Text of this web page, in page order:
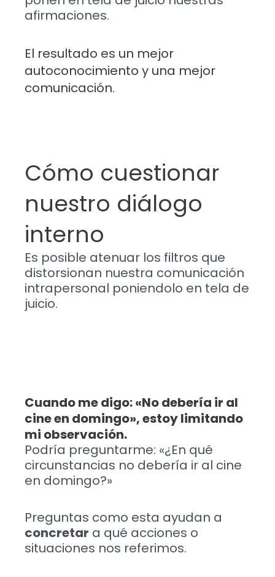
afirmaciones.
El resultado es un mejor
autoconocimiento y una mejor
comunicación.
Cómo cuestionar
nuestro diálogo
interno
Es posible atenuar los filtros que
distorsionan nuestra comunicación
intrapersonal poniendolo en tela de
juicio.
Cuando me digo: «No debería ir al
cine en domingo», estoy limitando
mi observación.
Podría preguntarme: «¿En qué
circunstancias no debería ir al cine
en domingo?»
Preguntas como esta ayudan a
concretar a qué acciones o
situaciones nos referimos.